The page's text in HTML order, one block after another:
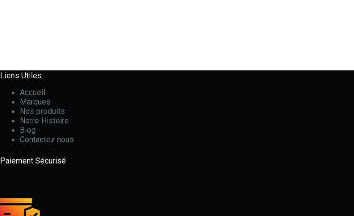
Liens Utiles
Accueil
Marques
Nos produits
Notre Histoire
Blog
Contactez nous
Paiement Sécurisé